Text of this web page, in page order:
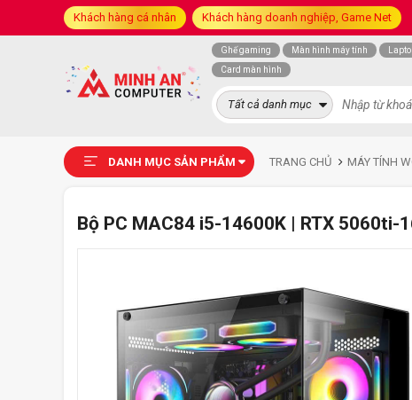
Khách hàng cá nhân Khách hàng doanh nghiệp, Game Net
Ghế gaming Màn hình máy tính
Card màn hình
Tất cả danh mục
DANH MỤC SẢN PHẨM TRANG CHỦ MÁY TÍNH
Bộ PC MAC84 i5-14600K | RTX 5060ti-